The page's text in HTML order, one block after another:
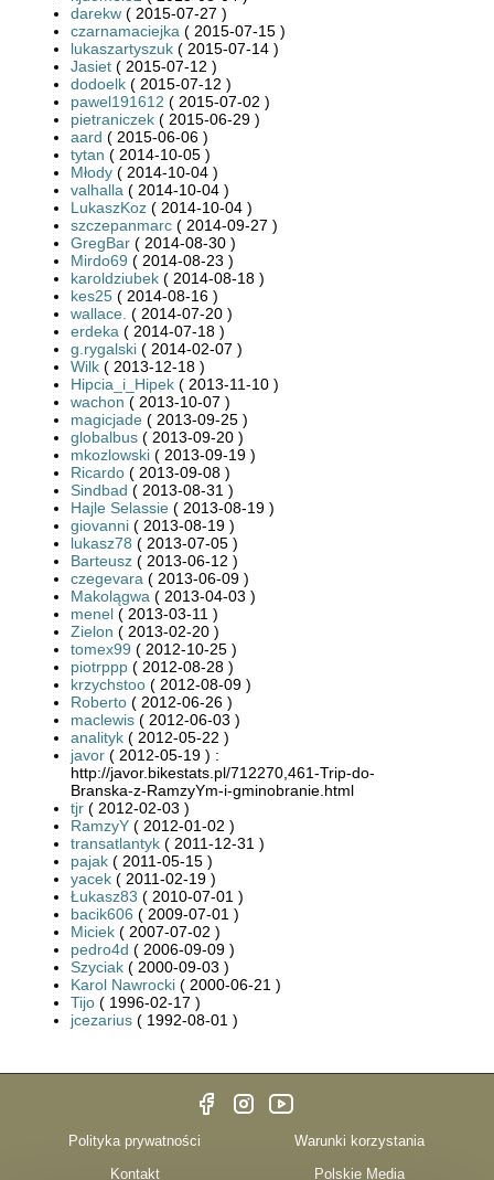
darekw ( 2015-07-27 )
czarnamaciejka ( 2015-07-15 )
lukaszartyszuk ( 2015-07-14 )
Jasiet ( 2015-07-12 )
dodoelk ( 2015-07-12 )
pawel191612 ( 2015-07-02 )
pietraniczek ( 2015-06-29 )
aard ( 2015-06-06 )
tytan ( 2014-10-05 )
Młody ( 2014-10-04 )
valhalla ( 2014-10-04 )
LukaszKoz ( 2014-10-04 )
szczepanmarc ( 2014-09-27 )
GregBar ( 2014-08-30 )
Mirdo69 ( 2014-08-23 )
karoldziubek ( 2014-08-18 )
kes25 ( 2014-08-16 )
wallace. ( 2014-07-20 )
erdeka ( 2014-07-18 )
g.rygalski ( 2014-02-07 )
Wilk ( 2013-12-18 )
Hipcia_i_Hipek ( 2013-11-10 )
wachon ( 2013-10-07 )
magicjade ( 2013-09-25 )
globalbus ( 2013-09-20 )
mkozlowski ( 2013-09-19 )
Ricardo ( 2013-09-08 )
Sindbad ( 2013-08-31 )
Hajle Selassie ( 2013-08-19 )
giovanni ( 2013-08-19 )
lukasz78 ( 2013-07-05 )
Barteusz ( 2013-06-12 )
czegevara ( 2013-06-09 )
Makolągwa ( 2013-04-03 )
menel ( 2013-03-11 )
Zielon ( 2013-02-20 )
tomex99 ( 2012-10-25 )
piotrppp ( 2012-08-28 )
krzychstoo ( 2012-08-09 )
Roberto ( 2012-06-26 )
maclewis ( 2012-06-03 )
analityk ( 2012-05-22 )
javor ( 2012-05-19 ) :
http://javor.bikestats.pl/712270,461-Trip-do-
Branska-z-RamzyYm-i-gminobranie.html
tjr ( 2012-02-03 )
RamzyY ( 2012-01-02 )
transatlantyk ( 2011-12-31 )
pajak ( 2011-05-15 )
yacek ( 2011-02-19 )
Łukasz83 ( 2010-07-01 )
bacik606 ( 2009-07-01 )
Miciek ( 2007-07-02 )
pedro4d ( 2006-09-09 )
Szyciak ( 2000-09-03 )
Karol Nawrocki ( 2000-06-21 )
Tijo ( 1996-02-17 )
jcezarius ( 1992-08-01 )
Polityka prywatności
Warunki korzystania
Kontakt
Polskie Media